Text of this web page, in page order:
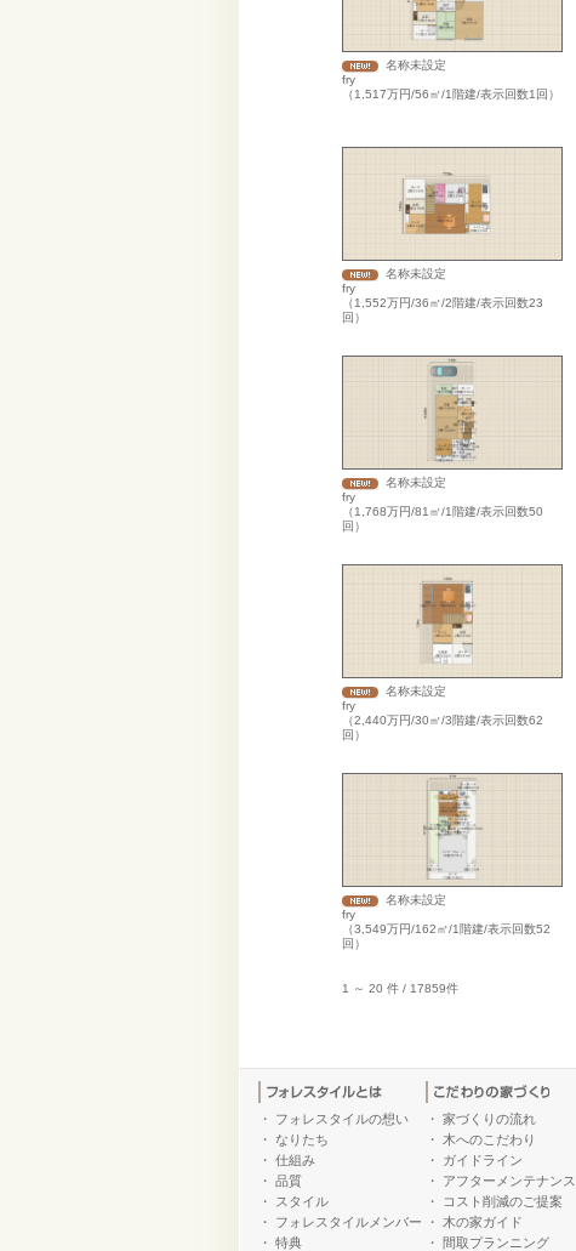
名称未設定
fry
（1,517万円/56㎡/1階建/表示回数1回）
名称未設定
fry
（1,552万円/36㎡/2階建/表示回数23
回）
名称未設定
fry
（1,768万円/81㎡/1階建/表示回数50
回）
名称未設定
fry
（2,440万円/30㎡/3階建/表示回数62
回）
名称未設定
fry
（3,549万円/162㎡/1階建/表示回数52
回）
1 ～ 20 件 / 17859件
・
フォレスタイルの想い
・ なりたち
・ 仕組み
・ 品質
・
スタイル
・
フォレスタイルメンバー
・ 特典
・ 家づくりの流れ
・
木へのこだわり
・
ガイドライン
・
アフターメンテナンス
・
コスト削減のご提案
・
木の家ガイド
・
間取プランニング